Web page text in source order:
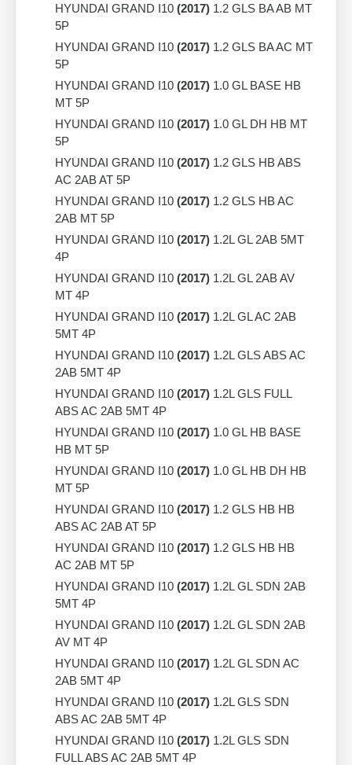
HYUNDAI GRAND I10 (2017) 1.2 GLS BA AB MT
5P
HYUNDAI GRAND I10 (2017) 1.2 GLS BA AC MT
5P
HYUNDAI GRAND I10 (2017) 1.0 GL BASE HB
MT 5P
HYUNDAI GRAND I10 (2017) 1.0 GL DH HB MT
5P
HYUNDAI GRAND I10 (2017) 1.2 GLS HB ABS
AC 2AB AT 5P
HYUNDAI GRAND I10 (2017) 1.2 GLS HB AC
2AB MT 5P
HYUNDAI GRAND I10 (2017) 1.2L GL 2AB 5MT
4P
HYUNDAI GRAND I10 (2017) 1.2L GL 2AB AV
MT 4P
HYUNDAI GRAND I10 (2017) 1.2L GL AC 2AB
5MT 4P
HYUNDAI GRAND I10 (2017) 1.2L GLS ABS AC
2AB 5MT 4P
HYUNDAI GRAND I10 (2017) 1.2L GLS FULL
ABS AC 2AB 5MT 4P
HYUNDAI GRAND I10 (2017) 1.0 GL HB BASE
HB MT 5P
HYUNDAI GRAND I10 (2017) 1.0 GL HB DH HB
MT 5P
HYUNDAI GRAND I10 (2017) 1.2 GLS HB HB
ABS AC 2AB AT 5P
HYUNDAI GRAND I10 (2017) 1.2 GLS HB HB
AC 2AB MT 5P
HYUNDAI GRAND I10 (2017) 1.2L GL SDN 2AB
5MT 4P
HYUNDAI GRAND I10 (2017) 1.2L GL SDN 2AB
AV MT 4P
HYUNDAI GRAND I10 (2017) 1.2L GL SDN AC
2AB 5MT 4P
HYUNDAI GRAND I10 (2017) 1.2L GLS SDN
ABS AC 2AB 5MT 4P
HYUNDAI GRAND I10 (2017) 1.2L GLS SDN
FULL ABS AC 2AB 5MT 4P